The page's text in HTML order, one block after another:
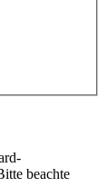
beachte